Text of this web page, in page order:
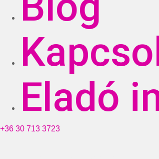
Eladó
+36 30 713 3723